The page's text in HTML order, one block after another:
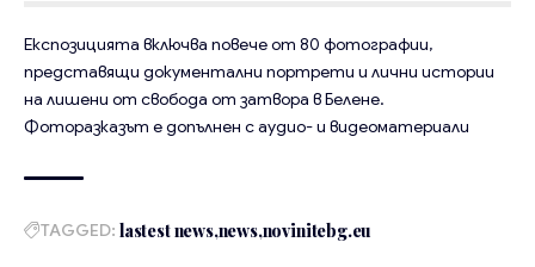
Експозицията включва повече от 80 фотографии,
представящи документални портрети и лични истории
на лишени от свобода от затвора в Белене.
Фоторазказът е допълнен с аудио- и видеоматериали
TAGGED: lastest news news novinitebg.eu